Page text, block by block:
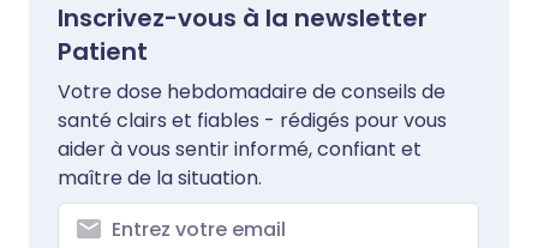
Inscrivez-vous à la newsletter
Patient
Votre dose hebdomadaire de conseils de
santé clairs et fiables - rédigés pour vous
aider à vous sentir informé, confiant et
maître de la situation.